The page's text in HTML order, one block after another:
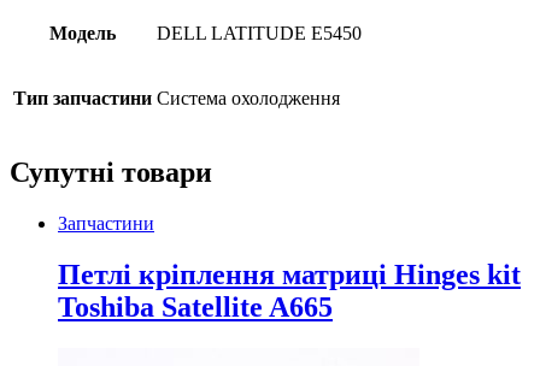
Модель DELL LATITUDE E5450
Тип запчастини Система охолодження
Супутні товари
Запчастини
Петлі кріплення матриці Hinges kit
Toshiba Satellite A665